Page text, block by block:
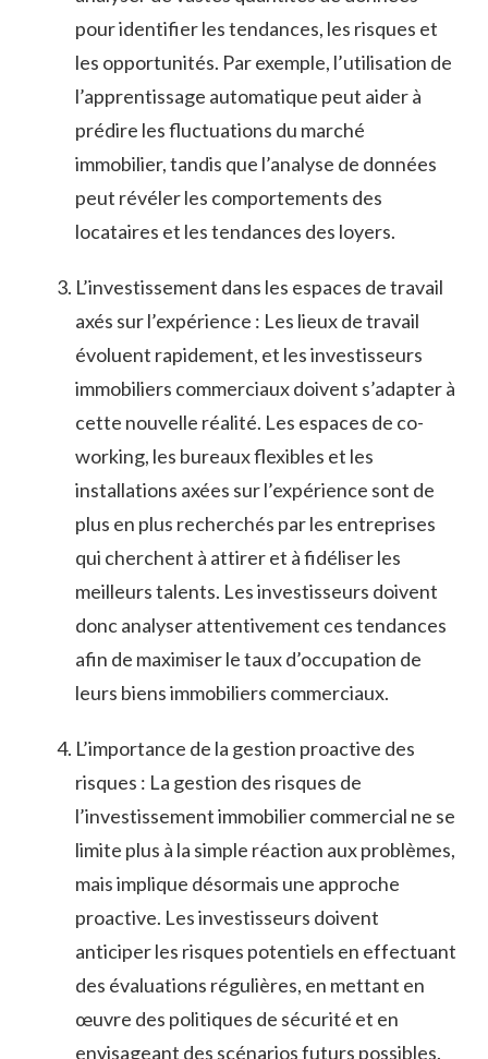
pour identifier les tendances, les risques et‍
les opportunités. Par exemple, ⁢l’utilisation de
l’apprentissage automatique peut aider à
‌prédire les fluctuations‍ du marché
immobilier, tandis que‍ l’analyse de données
‍peut révéler les comportements des
locataires ⁣et les ⁢tendances des​ loyers.
L’investissement⁣ dans les espaces ⁤de‍ travail
axés‍ sur l’expérience⁢ : Les lieux de travail
⁤évoluent rapidement, et les investisseurs
immobiliers ​commerciaux doivent s’adapter à
⁣cette nouvelle réalité. ‍Les​ espaces de co-
working, les bureaux flexibles et les
installations axées sur l’expérience ‍sont de
plus en plus‌ recherchés par​ les entreprises
qui cherchent à attirer ⁤et à fidéliser les
meilleurs talents. Les⁤ investisseurs doivent
donc analyser⁣ attentivement ces tendances
afin de maximiser le⁤ taux d’occupation de⁢
leurs ⁤biens immobiliers commerciaux.
L’importance de la gestion proactive des
risques : La​ gestion ⁣des risques de
l’investissement immobilier commercial ne se
limite plus à la simple réaction aux problèmes,‌
mais implique désormais une approche
proactive. ‍Les investisseurs doivent
anticiper les ⁤risques⁣ potentiels en effectuant​
des évaluations régulières, en mettant⁢ en
œuvre⁣ des politiques de ‌sécurité et en
envisageant ⁢des scénarios futurs‌ possibles.